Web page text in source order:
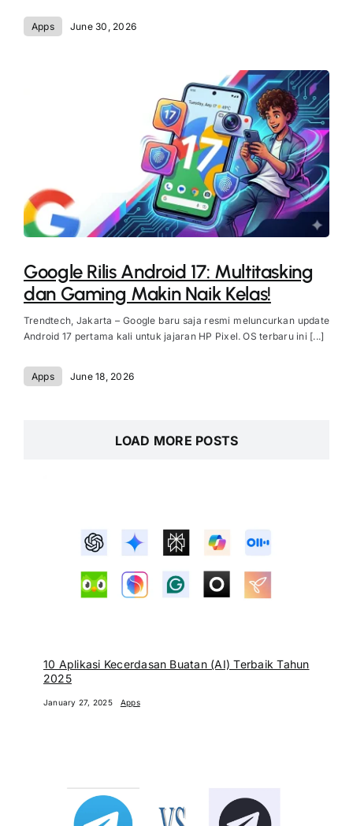
Apps June 30, 2026
Google Rilis Android 17: Multitasking
dan Gaming Makin Naik Kelas!
Trendtech, Jakarta – Google baru saja resmi meluncurkan update
Android 17 pertama kali untuk jajaran HP Pixel. OS terbaru ini [...]
Apps June 18, 2026
LOAD MORE POSTS
10 Aplikasi Kecerdasan Buatan (AI) Terbaik Tahun
2025
January 27, 2025 Apps